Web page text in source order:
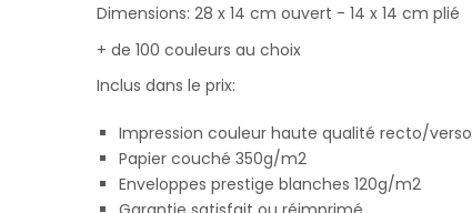
Dimensions: 28 x 14 cm ouvert - 14 x 14 cm plié
+ de 100 couleurs au choix
Inclus dans le prix:
Impression couleur haute qualité recto/verso
Papier couché 350g/m2
Enveloppes prestige blanches 120g/m2